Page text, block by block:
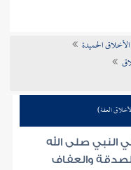
الأخلاق الحميدة
العفة)
النبي صلى الله
والعفاف